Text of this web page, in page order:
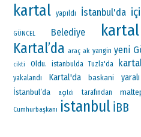
kartal yapıldı İstanbul'da
GÜNCEL Belediye
Kartal’da araç ak yangin yeni
cikti Oldu. istanbulda Tuzla'da
yakalandı Kartal'da baskani yaralı
İstanbul’da açıldı tarafından
Cumhurbaşkanı istanbul İBB